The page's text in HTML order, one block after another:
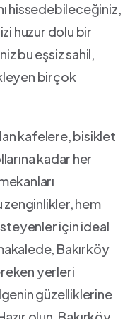
hissedebileceğiniz,
huzur dolu bir
bu⁣ eşsiz sahil,
birçok
kafelere, ‌bisiklet
kadar⁣ her⁤
⁣zenginlikler, hem
için ​ideal
Bakırköy
yerleri
güzelliklerine